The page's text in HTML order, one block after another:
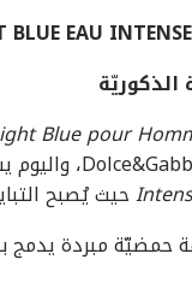
BLUE EAU
الذكوريّة
Blue pour
حيث يُصبح
حمضيّة مبردة يدمج